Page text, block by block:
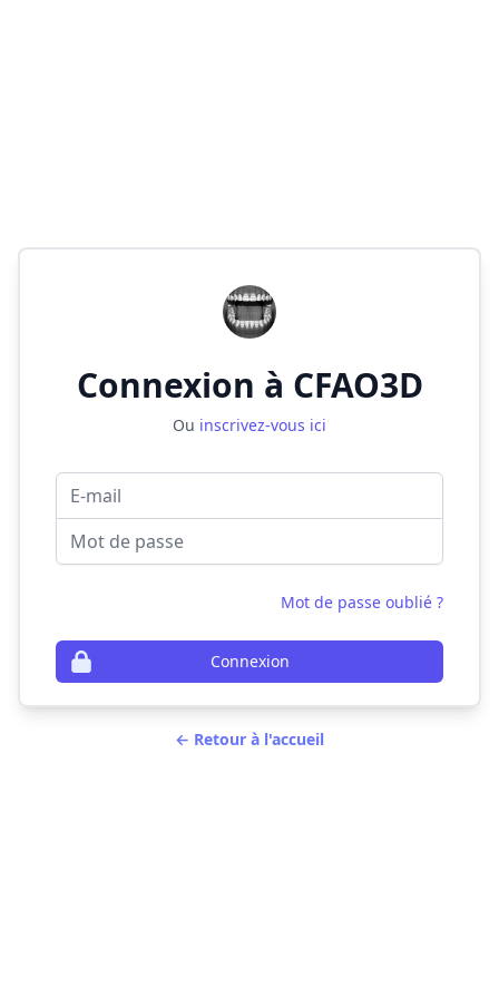
Connexion à CFAO3D
Ou inscrivez-vous ici
E-mail
Mot de passe
Mot de passe oublié ?
Connexion
← Retour à l'accueil